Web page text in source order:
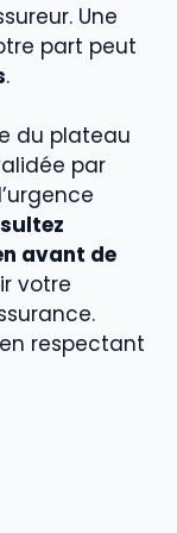
Une
part peut
.
du plateau
par
avant de
votre
respectant